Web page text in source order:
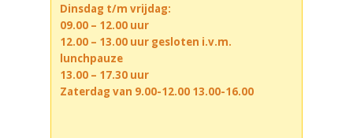
Dinsdag t/m vrijdag:
09.00 – 12.00 uur
12.00 – 13.00 uur gesloten i.v.m.
lunchpauze
13.00 – 17.30 uur
Zaterdag van 9.00-12.00 13.00-16.00